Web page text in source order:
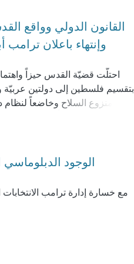
القانون الدولي وواقع
وإنتهاء باعلان
بتقسيم فلسطين إلى دولتين عربيّة
المتحدة مؤكداً على مسألة
قراراته المبكّرة,
الكنيست "قانون
والشروع في الحفريات, خاصّة
الوجود
مع خسارة إدارة ترامب
وفي الوقت الذي كان للمجتمع